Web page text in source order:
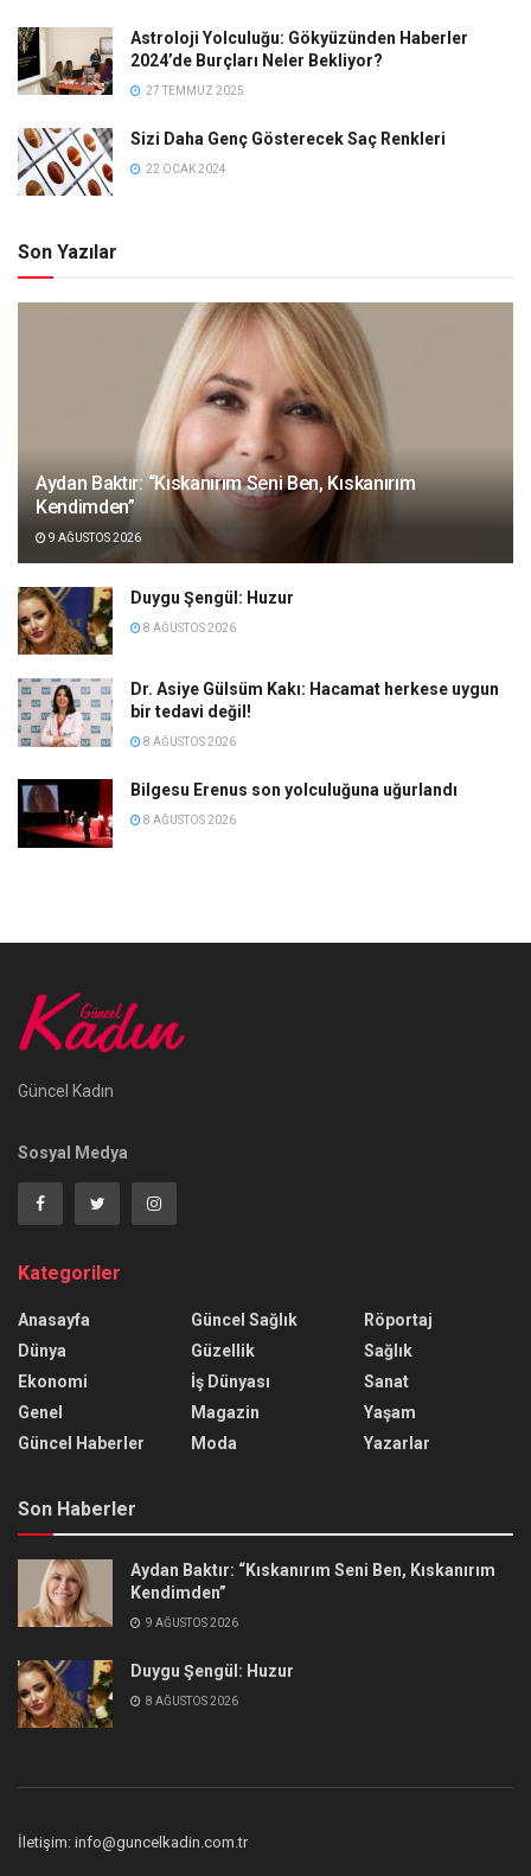
Astroloji Yolculuğu: Gökyüzünden Haberler
2024’de Burçları Neler Bekliyor?
27 TEMMUZ 2025
Sizi Daha Genç Gösterecek Saç Renkleri
22 OCAK 2024
Son Yazılar
Aydan Baktır: “Kıskanırım Seni Ben, Kıskanırım
Kendimden”
9 AĞUSTOS 2026
Duygu Şengül: Huzur
8 AĞUSTOS 2026
Dr. Asiye Gülsüm Kakı: Hacamat herkese uygun
bir tedavi değil!
8 AĞUSTOS 2026
Bilgesu Erenus son yolculuğuna uğurlandı
8 AĞUSTOS 2026
Güncel Kadın
Sosyal Medya
Kategoriler
Anasayfa
Dünya
Ekonomi
Genel
Güncel Haberler
Güncel Sağlık
Güzellik
İş Dünyası
Magazin
Moda
Röportaj
Sağlık
Sanat
Yaşam
Yazarlar
Son Haberler
Aydan Baktır: “Kıskanırım Seni Ben, Kıskanırım
Kendimden”
9 AĞUSTOS 2026
Duygu Şengül: Huzur
8 AĞUSTOS 2026
İletişim: info@guncelkadin.com.tr